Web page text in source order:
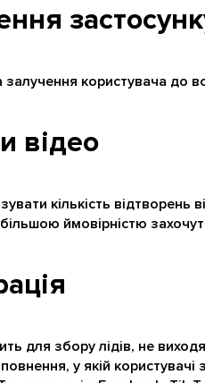
користувача до
відео
кількість відтворень
ймовірністю
для збору лідів, не
у якій користувачі